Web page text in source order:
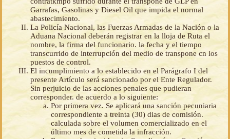
Garrafas, Gasolinas y Diesel Oil que impida el normal
abastecimiento.
La Policía Nacional, las Fuerzas Armadas de la Nación o la
Aduana Nacional deberán registrar en la lloja de Ruta el
nombre, la firma del funcionario. la fecha y el tiempo
transcurrido de interrupción del medio de transpone cn los
puestos de control.
El incumplimiento a lo establecido en el Parágrafo I del
presente Artículo será sancionado por el Ente Regulador.
Sin perjuicio de las acciones penales que pudieran
corresponder. de acuerdo a lo siguiente:
Por primera vez. Se aplicará una sanción pecuniaria
correspondiente a treinta (30) dias de comisión.
calculada sobre el volumen comercializado en el
último mes de cometida la infracción.